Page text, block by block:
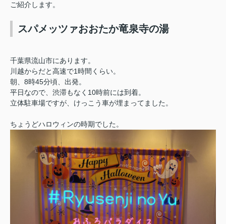
ご紹介します。
スパメッツァおおたか竜泉寺の湯
千葉県流山市にあります。
川越からだと高速で1時間くらい。
朝、8時45分頃、出発。
平日なので、渋滞もなく10時前には到着。
立体駐車場ですが、けっこう車が埋まってました。
ちょうどハロウィンの時期でした。